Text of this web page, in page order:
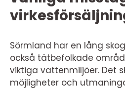
Sörmland har en lång
också tätbefolkade
viktiga vattenmiljöer. Det
möjligheter och